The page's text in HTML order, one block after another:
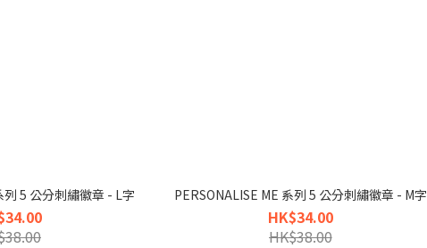
列 5 公分刺繡徽章 - L字 PERSONALISE ME 系列 5 公分刺繡徽章 - M字
HK$34.00
HK$38.00